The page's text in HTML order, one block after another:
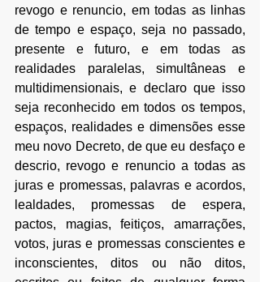
revogo e renuncio, em todas as linhas
de tempo e espaço, seja no passado,
presente e futuro, e em todas as
realidades paralelas, simultâneas e
multidimensionais, e declaro que isso
seja reconhecido em todos os tempos,
espaços, realidades e dimensões esse
meu novo Decreto, de que eu desfaço e
descrio, revogo e renuncio a todas as
juras e promessas, palavras e acordos,
lealdades, promessas de espera,
pactos, magias, feitiços, amarrações,
votos, juras e promessas conscientes e
inconscientes, ditos ou não ditos,